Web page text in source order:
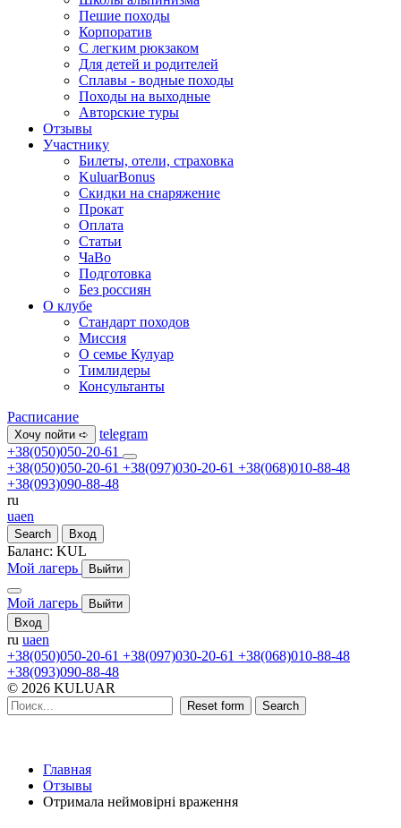
Пешие походы
Корпоратив
С легким рюкзаком
Для детей и родителей
Сплавы - водные походы
Походы на выходные
Авторские туры
Отзывы
Участнику
Билеты, отели, страховка
KuluarBonus
Скидки на снаряжение
Прокат
Оплата
Статьи
ЧаВо
Подготовка
Без россиян
О клубе
Стандарт походов
Миссия
О семье Кулуар
Тимлидеры
Консультанты
Расписание
Хочу пойти ➪
telegram
+38(050)050-20-61
+38(050)050-20-61 +38(097)030-20-61 +38(068)010-88-48
+38(093)090-88-48
ru
uaen
Search Вход
Баланс: KUL
Мой лагерь
Выйти
Мой лагерь
Выйти
Вход
ru uaen
+38(050)050-20-61 +38(097)030-20-61 +38(068)010-88-48
+38(093)090-88-48
© 2026 KULUAR
Reset form Search
Главная
Отзывы
Отримала неймовірні враження